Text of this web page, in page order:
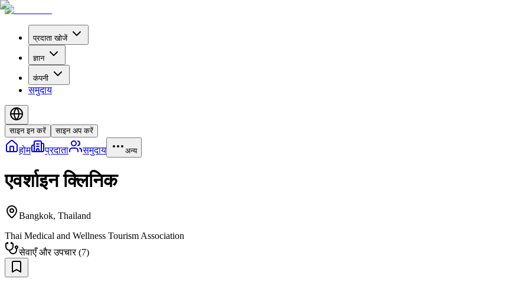
प्रदाता खोजें
ज्ञान
कंपनी
समुदाय
साइन इन करें साइन अप करें
होम प्रदाता समुदाय अन्य
एवर्शाइन क्लिनिक
Bangkok, Thailand
Thai Medical and Wellness Tourism Association
सेवाएँ और उपचार(7)